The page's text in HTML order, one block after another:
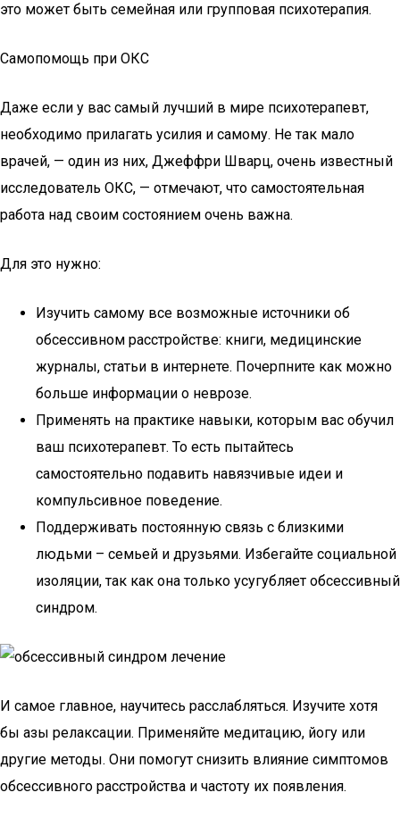
это может быть семейная или групповая психотерапия.
Самопомощь при ОКС
Даже если у вас самый лучший в мире психотерапевт,
необходимо прилагать усилия и самому. Не так мало
врачей, — один из них, Джеффри Шварц, очень известный
исследователь ОКС, — отмечают, что самостоятельная
работа над своим состоянием очень важна.
Для это нужно:
Изучить самому все возможные источники об
обсессивном расстройстве: книги, медицинские
журналы, статьи в интернете. Почерпните как можно
больше информации о неврозе.
Применять на практике навыки, которым вас обучил
ваш психотерапевт. То есть пытайтесь
самостоятельно подавить навязчивые идеи и
компульсивное поведение.
Поддерживать постоянную связь с близкими
людьми – семьей и друзьями. Избегайте социальной
изоляции, так как она только усугубляет обсессивный
синдром.
И самое главное, научитесь расслабляться. Изучите хотя
бы азы релаксации. Применяйте медитацию, йогу или
другие методы. Они помогут снизить влияние симптомов
обсессивного расстройства и частоту их появления.